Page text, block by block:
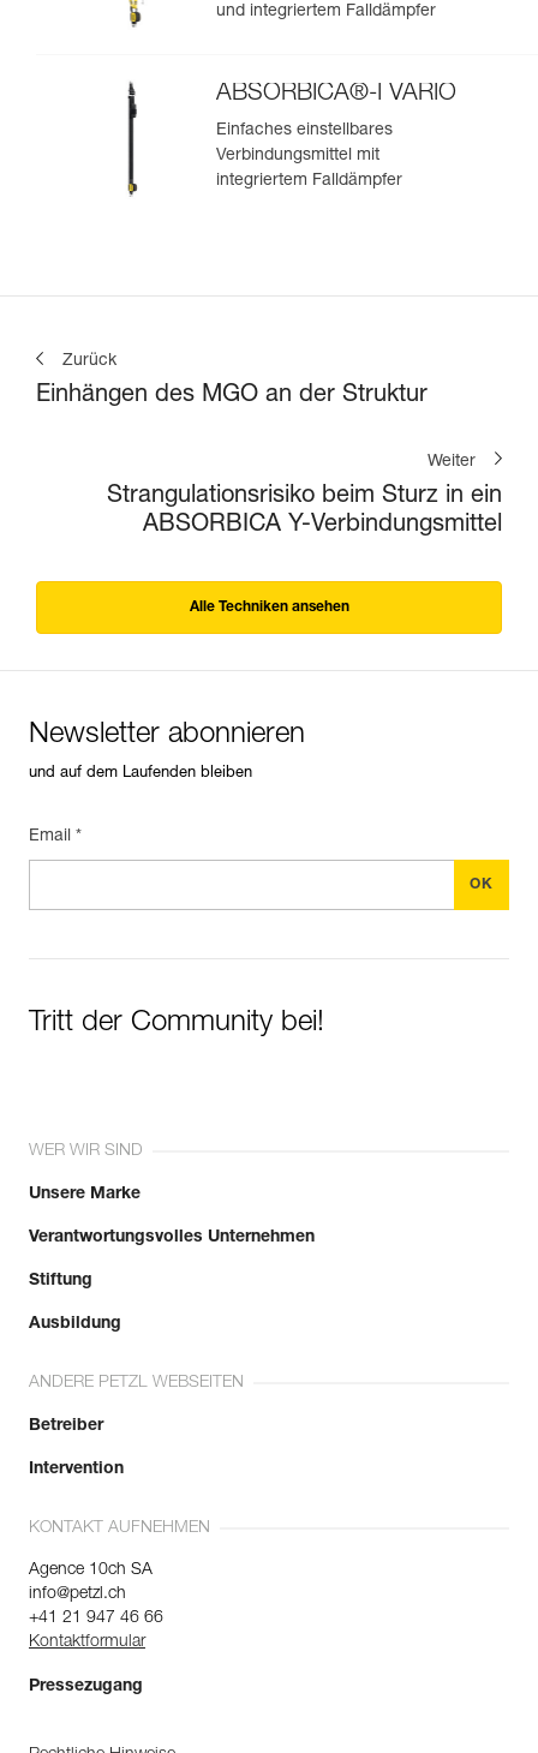
und integriertem Falldämpfer
ABSORBICA®-I VARIO
Einfaches einstellbares
Verbindungsmittel mit
integriertem Falldämpfer
Zurück
Einhängen des MGO an der Struktur
Weiter
Strangulationsrisiko beim Sturz in ein
ABSORBICA Y-Verbindungsmittel
Alle Techniken ansehen
Newsletter abonnieren
und auf dem Laufenden bleiben
Email *
Tritt der Community bei!
WER WIR SIND
Unsere Marke
Verantwortungsvolles Unternehmen
Stiftung
Ausbildung
ANDERE PETZL WEBSEITEN
Betreiber
Intervention
KONTAKT AUFNEHMEN
Agence 10ch SA
info@petzl.ch
+41 21 947 46 66
Kontaktformular
Pressezugang